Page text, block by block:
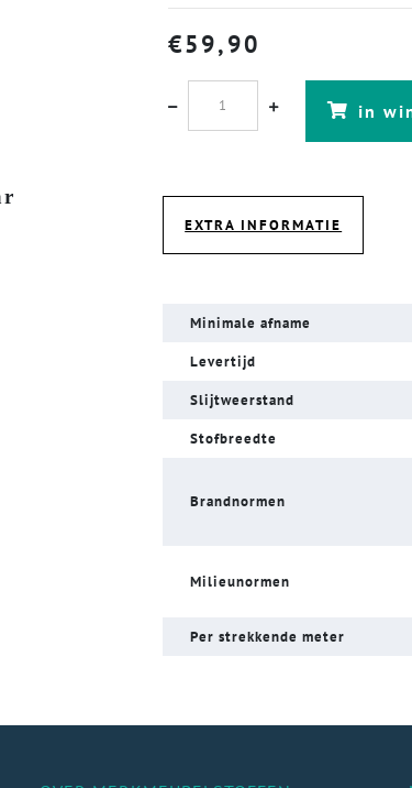
€59,90
in
EXTRA INFORMATIE
Minimale afname
Levertijd
Slijtweerstand
Stofbreedte
Brandnormen
Milieunormen
Per strekkende meter